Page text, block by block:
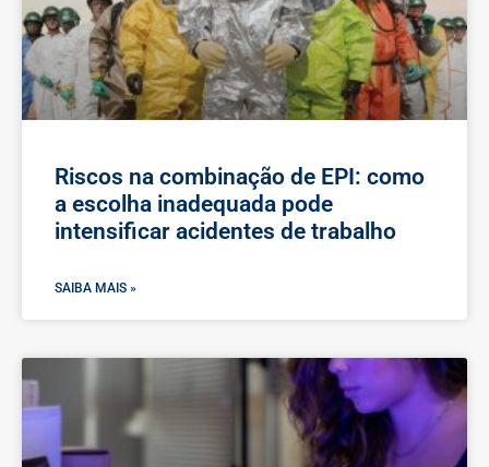
Riscos na combinação de EPI: como
a escolha inadequada pode
intensificar acidentes de trabalho
SAIBA MAIS »